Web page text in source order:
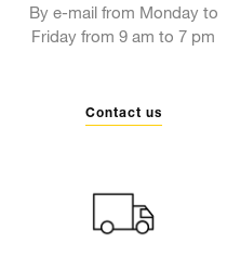
By e-mail from Monday to
Friday from 9 am to 7 pm
Contact us